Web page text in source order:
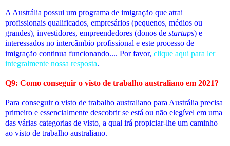
A Austrália possui um programa de imigração que atrai
profissionais qualificados, empresários (pequenos, médios ou
grandes), investidores, empreendedores (donos de startups) e
interessados no intercâmbio profissional e este processo de
imigração continua funcionando.... Por favor, clique aqui para ler
integralmente nossa resposta.
Q9: Como conseguir o visto de trabalho australiano em 2021?
Para conseguir o visto de trabalho australiano para Austrália precisa
primeiro e essencialmente descobrir se está ou não elegível em uma
das várias categorias de visto, a qual irá propiciar-lhe um caminho
ao visto de trabalho australiano.